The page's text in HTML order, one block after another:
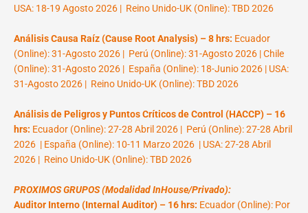
USA: 18-19 Agosto 2026 | Reino Unido-UK (Online): TBD 2026
Análisis Causa Raíz (Cause Root Analysis) – 8 hrs: Ecuador
(Online): 31-Agosto 2026 | Perú (Online): 31-Agosto 2026 | Chile
(Online): 31-Agosto 2026 | España (Online): 18-Junio 2026 | USA:
31-Agosto 2026 | Reino Unido-UK (Online): TBD 2026
Análisis de Peligros y Puntos Críticos de Control (HACCP) – 16
hrs: Ecuador (Online): 27-28 Abril 2026 | Perú (Online): 27-28 Abril
2026 | España (Online): 10-11 Marzo 2026 | USA: 27-28 Abril
2026 | Reino Unido-UK (Online): TBD 2026
PROXIMOS GRUPOS (Modalidad InHouse/Privado):
Auditor Interno (Internal Auditor) – 16 hrs: Ecuador (Online): Por